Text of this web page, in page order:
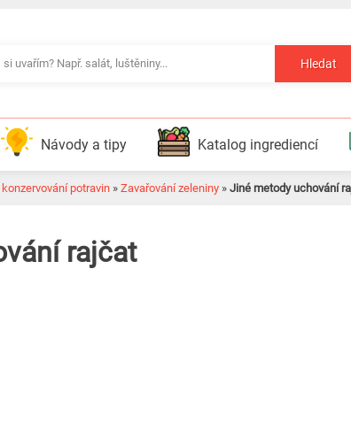
Hledat
Návody a tipy Katalog ingrediencí
potravin » Zavařování zeleniny » Jiné metody uchování
rajčat